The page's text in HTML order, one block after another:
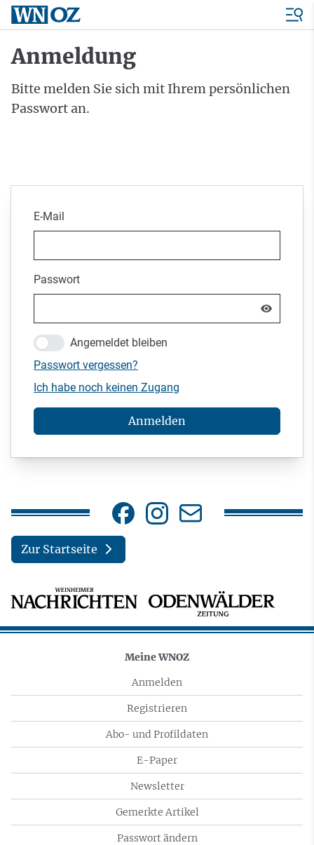
Anmeldung
Bitte melden Sie sich mit Ihrem persönlichen
Passwort an.
E-Mail
Passwort
Angemeldet bleiben
Passwort vergessen?
Ich habe noch keinen Zugang
Anmelden
Zur Startseite
Meine WNOZ
Anmelden
Registrieren
Abo- und Profildaten
E-Paper
Newsletter
Gemerkte Artikel
Passwort ändern